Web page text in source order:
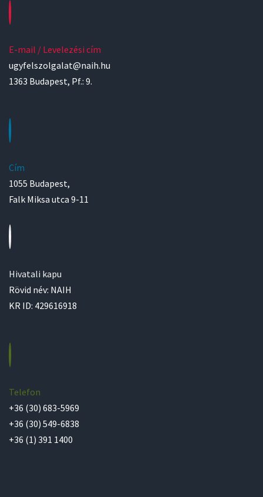
E-mail / Levelezési cím
ugyfelszolgalat@naih.hu
1363 Budapest, Pf.: 9.
Cím
1055 Budapest,
Falk Miksa utca 9-11
Hivatali kapu
Rövid név: NAIH
KR ID: 429616918
Telefon
+36 (30) 683-5969
+36 (30) 549-6838
+36 (1) 391 1400